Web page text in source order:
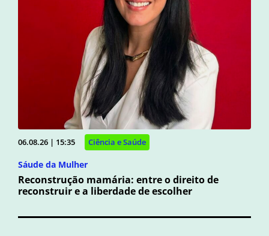
06.08.26 | 15:35 Ciência e Saúde
Sáude da Mulher
Reconstrução mamária: entre o direito de
reconstruir e a liberdade de escolher